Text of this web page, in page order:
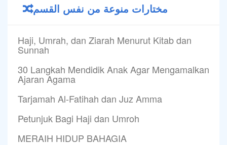
مختارات منوعة من نفس القسم
Haji, Umrah, dan Ziarah Menurut Kitab dan
Sunnah
30 Langkah Mendidik Anak Agar Mengamalkan
Ajaran Agama
Tarjamah Al-Fatihah dan Juz Amma
Petunjuk Bagi Haji dan Umroh
MERAIH HIDUP BAHAGIA